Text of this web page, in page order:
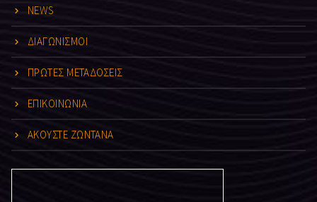
NEWS
ΔΙΑΓΩΝΙΣΜΟΙ
ΠΡΩΤΕΣ ΜΕΤΑΔΟΣΕΙΣ
ΕΠΙΚΟΙΝΩΝΙΑ
ΑΚΟΥΣΤΕ ΖΩΝΤΑΝΑ